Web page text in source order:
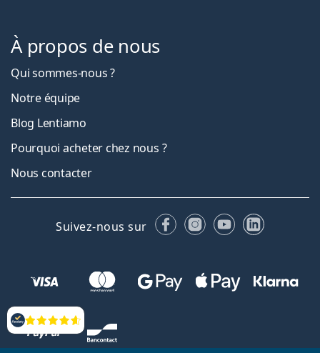
Évaluation
À propos de nous
Qui sommes-nous ?
Notre équipe
Blog Lentiamo
Pourquoi acheter chez nous ?
Nous contacter
Suivez-nous sur FacebookInstagram
YouTubeLinkedIn